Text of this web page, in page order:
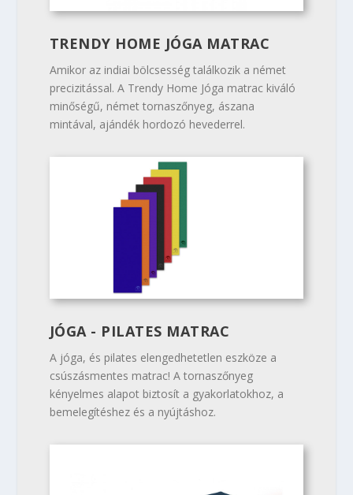
TRENDY HOME JÓGA MATRAC
Amikor az indiai bölcsesség találkozik a német
precizitással. A Trendy Home Jóga matrac kiváló
minőségű, német tornaszőnyeg, ászana
mintával, ajándék hordozó hevederrel.
JÓGA - PILATES MATRAC
A jóga, és pilates elengedhetetlen eszköze a
csúszásmentes matrac! A tornaszőnyeg
kényelmes alapot biztosít a gyakorlatokhoz, a
bemelegítéshez és a nyújtáshoz.